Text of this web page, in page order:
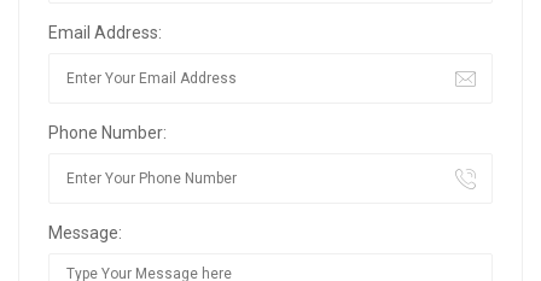
Email Address:
Phone Number:
Message: